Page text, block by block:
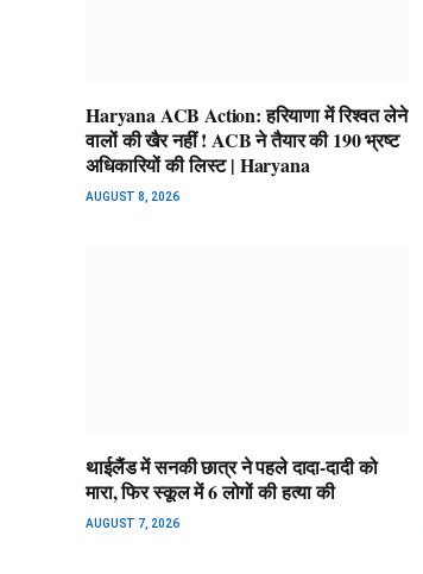
Haryana ACB Action: हरियाणा में रिश्वत लेने
वालों की खैर नहीं ! ACB ने तैयार की 190 भ्रष्ट
अधिकारियों की लिस्ट | Haryana
AUGUST 8, 2026
थाईलैंड में सनकी छात्र ने पहले दादा-दादी को
मारा, फिर स्कूल में 6 लोगों की हत्या की
AUGUST 7, 2026